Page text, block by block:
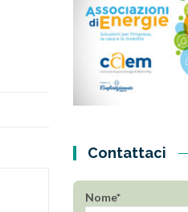
Contattaci
Nome*